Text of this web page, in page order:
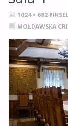
PEŁNY
ROZMIAR
1024 × 682
MOŁDAWSKA